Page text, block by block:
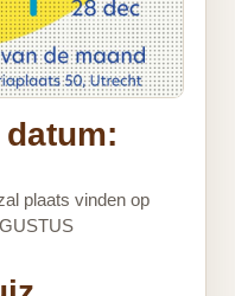
plaats vinden op